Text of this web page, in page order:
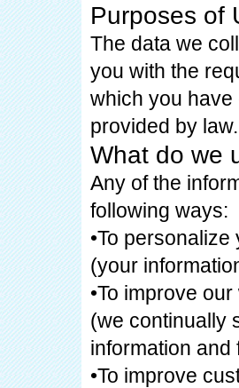
Purposes of
The data we
you with the
which you
provided by law.
What do we
Any of the
following ways:
•To
(your
•To improve
(we continually
information
•To improve